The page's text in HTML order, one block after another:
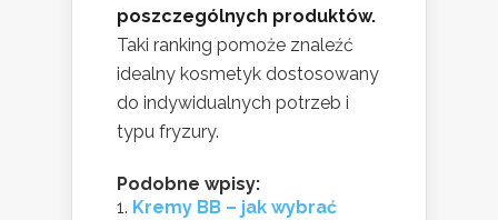
poszczególnych produktów.
Taki ranking pomoże znaleźć
idealny kosmetyk dostosowany
do indywidualnych potrzeb i
typu fryzury.
Podobne wpisy:
Kremy BB – jak wybrać